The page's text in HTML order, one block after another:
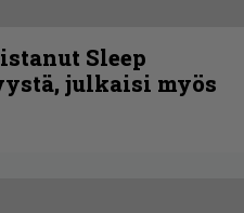
Sleep
julkaisi myös